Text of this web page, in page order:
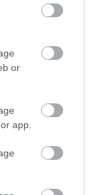
or
app.
nek, ha